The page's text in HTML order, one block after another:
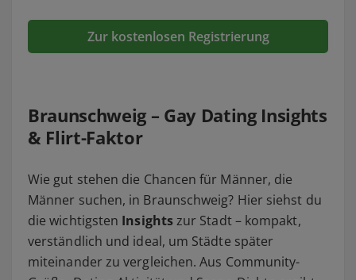
Zur kostenlosen Registrierung
Braunschweig – Gay Dating Insights
& Flirt-Faktor
Wie gut stehen die Chancen für Männer, die
Männer suchen, in Braunschweig? Hier siehst du
die wichtigsten Insightszur Stadt – kompakt,
verständlich und ideal, um Städte später
miteinander zu vergleichen. Aus Community-